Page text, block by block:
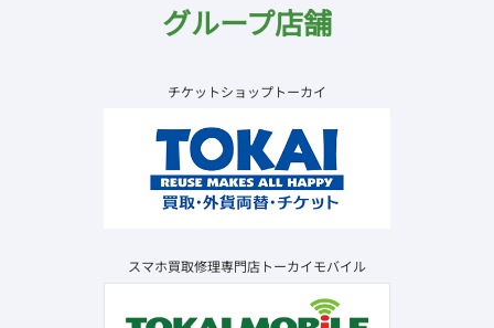
グループ店舗
チケットショップトーカイ
スマホ買取修理専門店トーカイモバイル